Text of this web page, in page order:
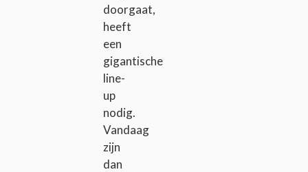
doorgaat,
heeft
een
gigantische
line-
up
nodig.
Vandaag
zijn
dan